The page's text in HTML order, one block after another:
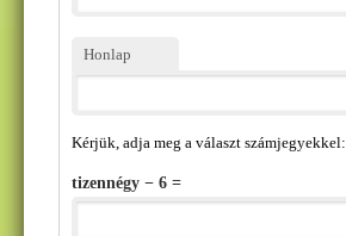
Honlap
Kérjük, adja meg a választ számjegyekkel:
tizennégy − 6 =